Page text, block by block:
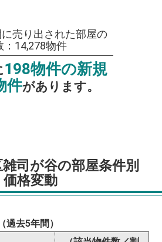
売り出された部屋の
：14,278物件
198物件の新規
件があります。
司が谷の部屋条件別
価格変動
去5年間）